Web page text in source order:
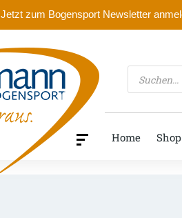
Jetzt zum Bogensport Newsletter
Products
search
Home Shop